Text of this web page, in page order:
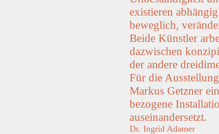
existieren
beweglich,
Beide Künstler
dazwischen
der andere
Für die
Markus Getzner
bezogene
auseinandersetzt.
Dr. Ingrid Adamer